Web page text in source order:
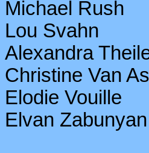
Michael Rush
Lou Svahn
Alexandra
Christine Van
Elodie Vouille
Elvan Zabunyan